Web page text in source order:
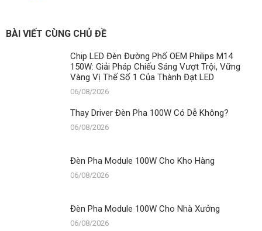
Dễ
Không?
BÀI VIẾT CÙNG CHỦ ĐỀ
Chip LED Đèn Đường Phố OEM Philips M14
150W: Giải Pháp Chiếu Sáng Vượt Trội, Vững
Vàng Vị Thế Số 1 Của Thành Đạt LED
06/08/2026
Thay Driver Đèn Pha 100W Có Dễ Không?
06/08/2026
Đèn Pha Module 100W Cho Kho Hàng
06/08/2026
Đèn Pha Module 100W Cho Nhà Xưởng
06/08/2026